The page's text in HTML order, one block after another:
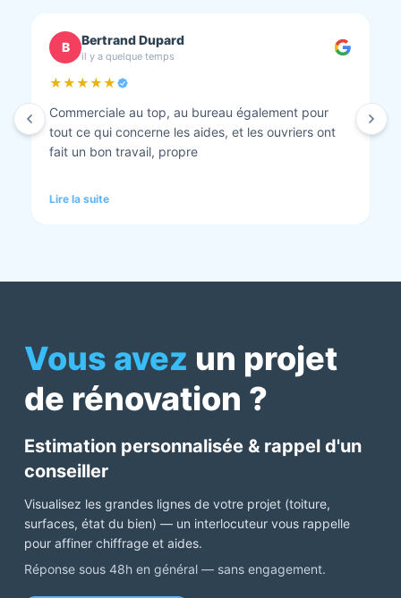
C chantal BOURBONNAIS
il y a quelque temps
★★★★★
Isolation combles et rénovation façade réalisés.
Travaux bien faits. Personnel au top minutieux et
tout est nickel quand ils ont finis. Vous pouvez y
Lire la suite
Vous avez un projet
de rénovation ?
Estimation personnalisée & rappel d'un
conseiller
Visualisez les grandes lignes de votre projet (toiture,
surfaces, état du bien) — un interlocuteur vous rappelle
pour affiner chiffrage et aides.
Réponse sous 48h en général — sans engagement.